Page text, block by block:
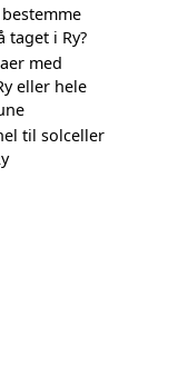
taget i Ry?
med
eller hele
til solceller